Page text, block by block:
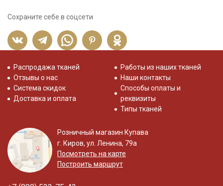
Сохраните себе в соцсети
Распродажа тканей
Отзывы о нас
Система скидок
Доставка и оплата
Работы из наших тканей
Наши контакты
Способы оплаты и
реквизиты
Типы тканей
Розничный магазин Купава
г. Киров, ул. Ленина, 79а
Посмотреть на карте
Построить маршрут